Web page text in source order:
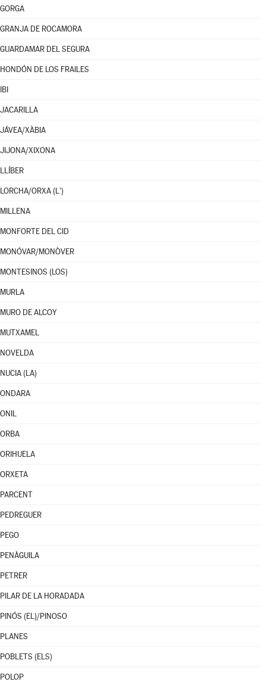
GORGA
GRANJA DE ROCAMORA
GUARDAMAR DEL SEGURA
HONDÓN DE LOS FRAILES
IBI
JACARILLA
JÁVEA/XÀBIA
JIJONA/XIXONA
LLÍBER
LORCHA/ORXA (L')
MILLENA
MONFORTE DEL CID
MONÓVAR/MONÒVER
MONTESINOS (LOS)
MURLA
MURO DE ALCOY
MUTXAMEL
NOVELDA
NUCIA (LA)
ONDARA
ONIL
ORBA
ORIHUELA
ORXETA
PARCENT
PEDREGUER
PEGO
PENÀGUILA
PETRER
PILAR DE LA HORADADA
PINÓS (EL)/PINOSO
PLANES
POBLETS (ELS)
POLOP